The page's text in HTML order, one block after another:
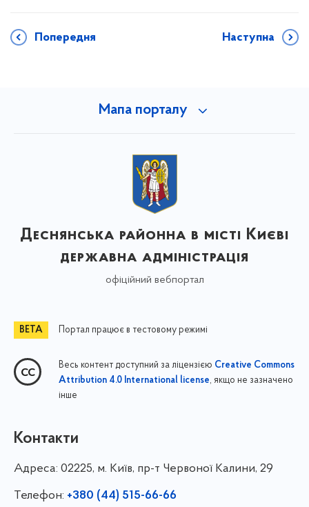
Попередня Наступна
Мапа порталу
Деснянська районна в місті Києві
державна адміністрація
офіційний вебпортал
Портал працює в тестовому режимі
Весь контент доступний за ліцензією Creative Commons
Attribution 4.0 International license, якщо не зазначено
інше
Контакти
Адреса: 02225, м. Київ, пр-т Червоної Калини, 29
Телефон: +380 (44) 515-66-66